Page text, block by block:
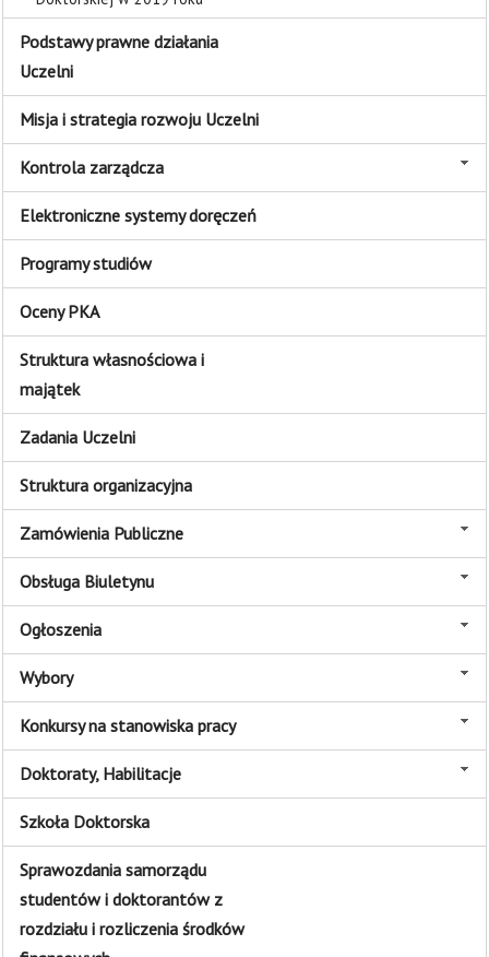
Podstawy prawne działania
Uczelni
Misja i strategia rozwoju Uczelni
Kontrola zarządcza
Elektroniczne systemy doręczeń
Programy studiów
Oceny PKA
Struktura własnościowa i
majątek
Zadania Uczelni
Struktura organizacyjna
Zamówienia Publiczne
Obsługa Biuletynu
Ogłoszenia
Wybory
Konkursy na stanowiska pracy
Doktoraty, Habilitacje
Szkoła Doktorska
Sprawozdania samorządu
studentów i doktorantów z
rozdziału i rozliczenia środków